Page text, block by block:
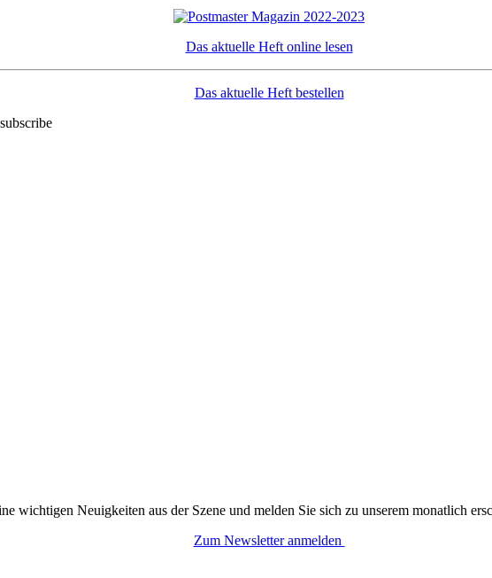
Das aktuelle Heft online lesen
Das aktuelle Heft bestellen
wichtigen Neuigkeiten aus der Szene und melden Sie sich zu unserem monatlich
Zum Newsletter anmelden